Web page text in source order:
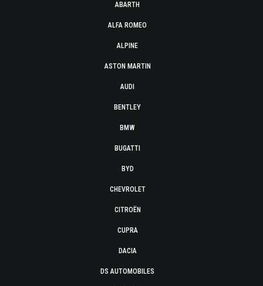
ABARTH
ALFA ROMEO
ALPINE
ASTON MARTIN
AUDI
BENTLEY
BMW
BUGATTI
BYD
CHEVROLET
CITROËN
CUPRA
DACIA
DS AUTOMOBILES